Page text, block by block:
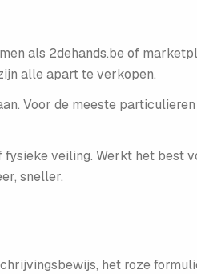
als 2dehands.be of
alle apart te verkopen.
Voor de meeste
veiling. Werkt het best
sneller.
het roze